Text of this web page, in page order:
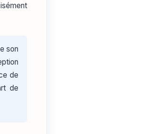
son
de
de